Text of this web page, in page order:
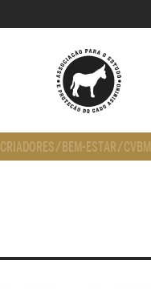
CRIADORES/ BEM-ESTAR/CVBM